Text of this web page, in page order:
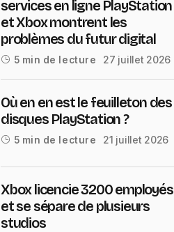
services en ligne PlayStation
et Xbox montrent les
problèmes du futur digital
5 min de lecture 27 juillet 2026
Où en en est le feuilleton des
disques PlayStation ?
5 min de lecture 21 juillet 2026
Xbox licencie 3200 employés
et se sépare de plusieurs
studios